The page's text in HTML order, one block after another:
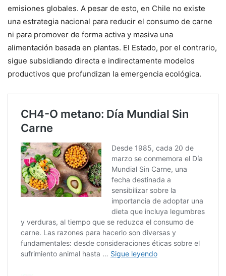
emisiones globales. A pesar de esto, en Chile no existe
una estrategia nacional para reducir el consumo de carne
ni para promover de forma activa y masiva una
alimentación basada en plantas. El Estado, por el contrario,
sigue subsidiando directa e indirectamente modelos
productivos que profundizan la emergencia ecológica.